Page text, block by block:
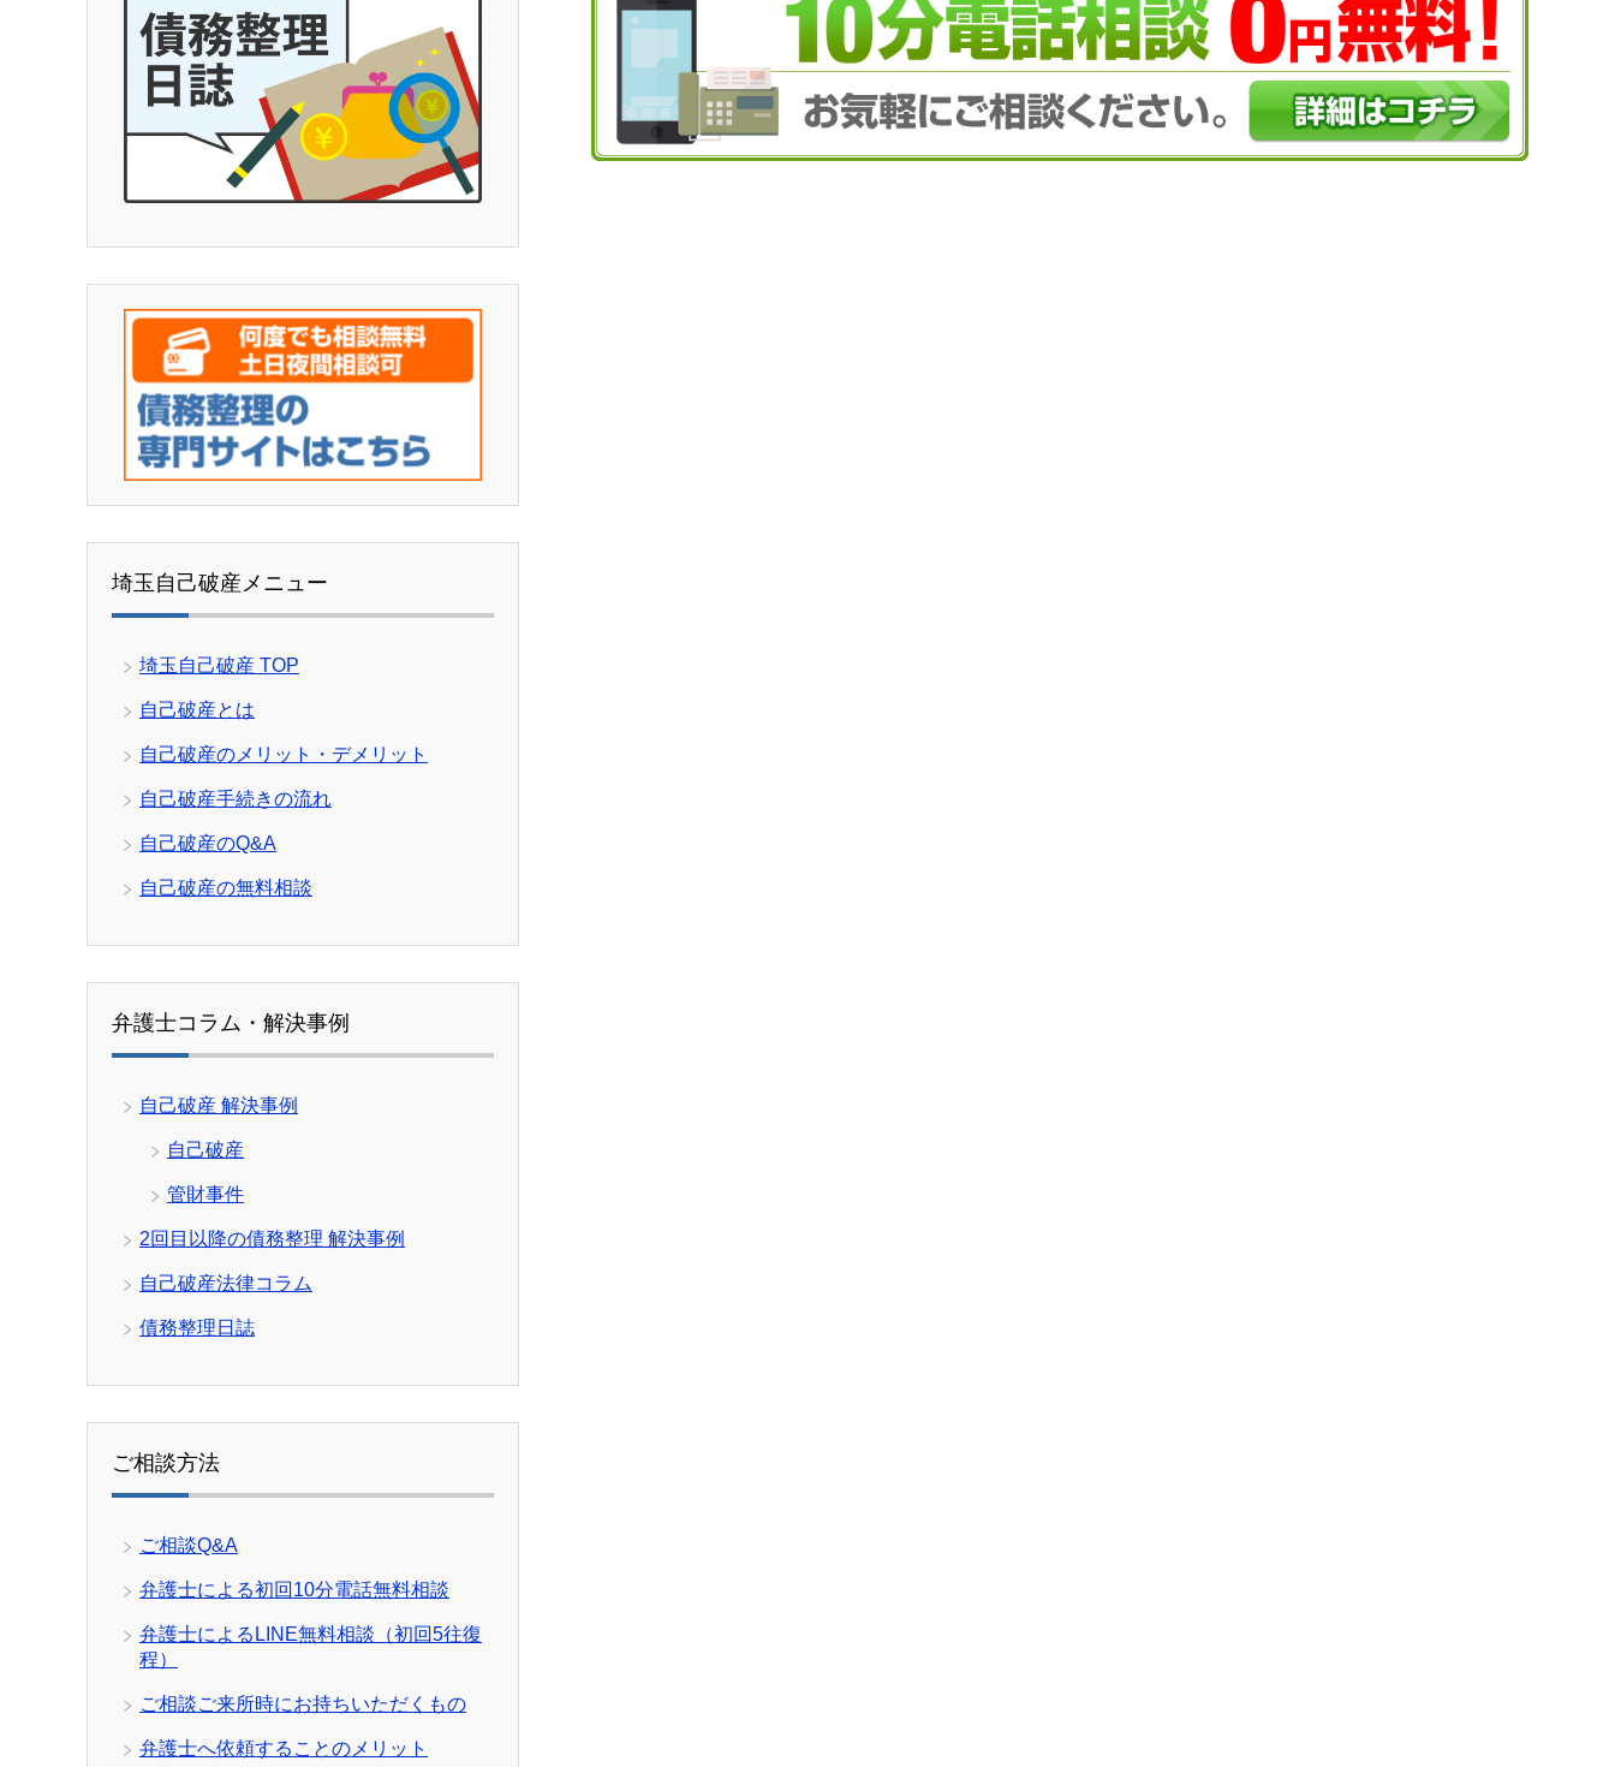
埼玉自己破産メニュー
埼玉自己破産 TOP
自己破産とは
自己破産のメリット・デメリット
自己破産手続きの流れ
自己破産のQ&A
自己破産の無料相談
弁護士コラム・解決事例
自己破産 解決事例
自己破産
管財事件
2回目以降の債務整理 解決事例
自己破産法律コラム
債務整理日誌
ご相談方法
ご相談Q&A
弁護士による初回10分電話無料相談
弁護士によるLINE無料相談（初回5往復
程）
ご相談ご来所時にお持ちいただくもの
弁護士へ依頼することのメリット